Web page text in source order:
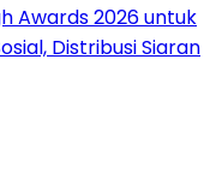
Awards 2026 untuk
Distribusi Siaran